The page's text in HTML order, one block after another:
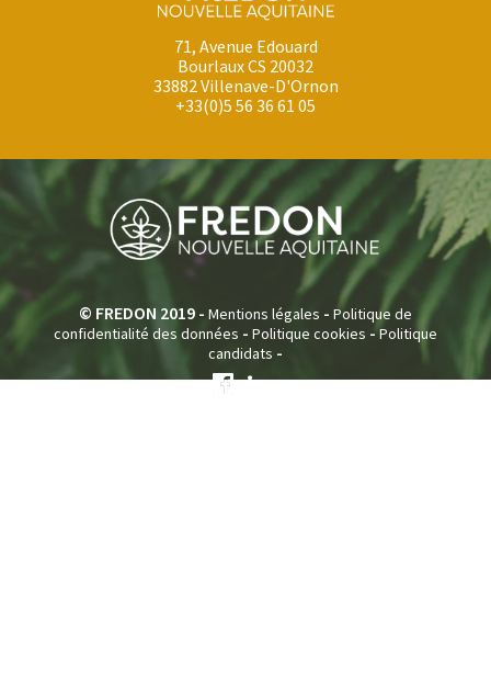
71, Avenue Edouard
Bourlaux CS 20032
33882 Villenave-D'Ornon
+33(0)5 56 36 61 05
© FREDON 2019 - Mentions légales - Politique de
confidentialité des données - Politique cookies -Politique
candidats -